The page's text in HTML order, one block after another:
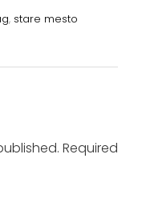
, stare mesto
Required